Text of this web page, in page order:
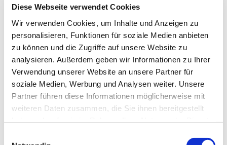
Diese Webseite verwendet Cookies
Wir verwenden Cookies, um Inhalte und Anzeigen zu
personalisieren, Funktionen für soziale Medien anbieten
zu können und die Zugriffe auf unsere Website zu
analysieren. Außerdem geben wir Informationen zu Ihrer
Verwendung unserer Website an unsere Partner für
soziale Medien, Werbung und Analysen weiter. Unsere
Partner führen diese Informationen möglicherweise mit
weiteren Daten zusammen, die Sie ihnen bereitgestellt